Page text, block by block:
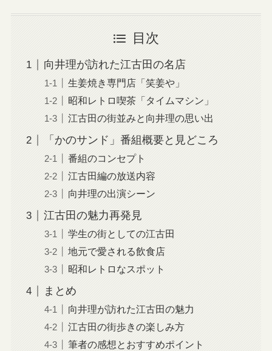
目次
向井理が訪れた江古田の名店
生姜焼き専門店「笑姜や」
昭和レトロ喫茶「タイムマシン」
江古田の街並みと向井理の思い出
「かのサンド」番組概要と見どころ
番組のコンセプト
江古田編の放送内容
向井理の出演シーン
江古田の魅力再発見
学生の街としての江古田
地元で愛される飲食店
昭和レトロなスポット
まとめ
向井理が訪れた江古田の魅力
江古田の街歩きの楽しみ方
筆者の感想とおすすめポイント